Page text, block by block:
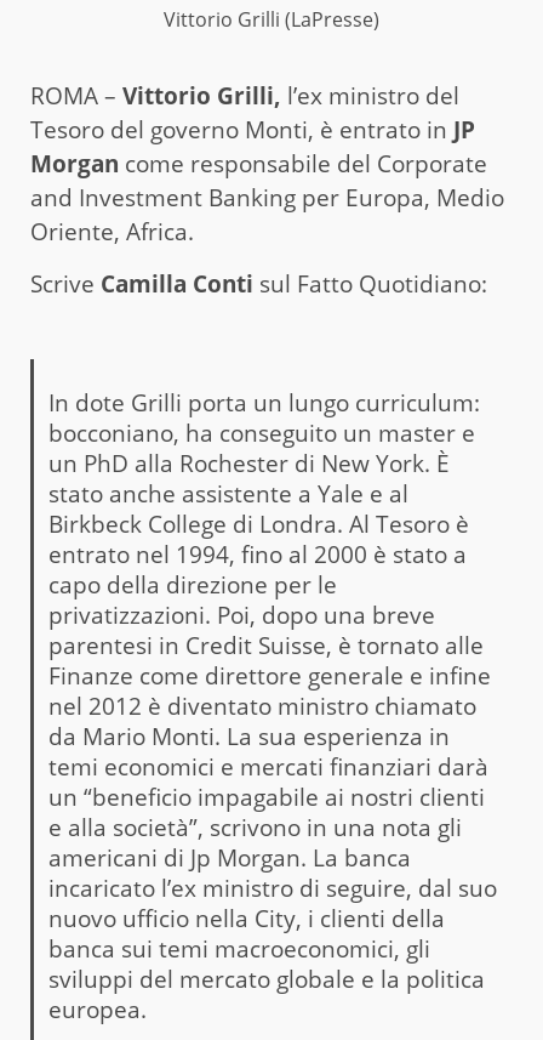
Vittorio Grilli (LaPresse)
ROMA – Vittorio Grilli, l’ex ministro del
Tesoro del governo Monti, è entrato in JP
Morgan come responsabile del Corporate
and Investment Banking per Europa, Medio
Oriente, Africa.
Scrive Camilla Conti sul Fatto Quotidiano:
In dote Grilli porta un lungo curriculum:
bocconiano, ha conseguito un master e
un PhD alla Rochester di New York. È
stato anche assistente a Yale e al
Birkbeck College di Londra. Al Tesoro è
entrato nel 1994, fino al 2000 è stato a
capo della direzione per le
privatizzazioni. Poi, dopo una breve
parentesi in Credit Suisse, è tornato alle
Finanze come direttore generale e infine
nel 2012 è diventato ministro chiamato
da Mario Monti. La sua esperienza in
temi economici e mercati finanziari darà
un “beneficio impagabile ai nostri clienti
e alla società”, scrivono in una nota gli
americani di Jp Morgan. La banca
incaricato l’ex ministro di seguire, dal suo
nuovo ufficio nella City, i clienti della
banca sui temi macroeconomici, gli
sviluppi del mercato globale e la politica
europea.